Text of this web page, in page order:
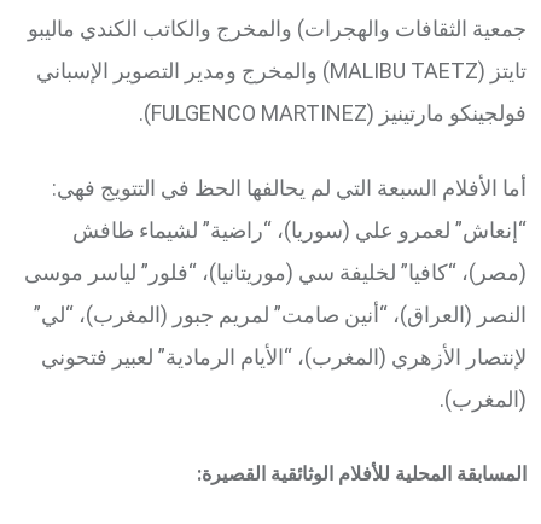
جمعية الثقافات والهجرات) والمخرج والكاتب الكندي ماليبو
تايتز (MALIBU TAETZ) والمخرج ومدير التصوير الإسباني
فولجينكو مارتينيز (FULGENCO MARTINEZ).
أما الأفلام السبعة التي لم يحالفها الحظ في التتويج فهي:
“إنعاش” لعمرو علي (سوريا)، “راضية” لشيماء طافش
(مصر)، “كافيا” لخليفة سي (موريتانيا)، “فلور” لياسر موسى
النصر (العراق)، “أنين صامت” لمريم جبور (المغرب)، “لي”
لإنتصار الأزهري (المغرب)، “الأيام الرمادية” لعبير فتحوني
(المغرب).
المسابقة المحلية للأفلام الوثائقية القصيرة: